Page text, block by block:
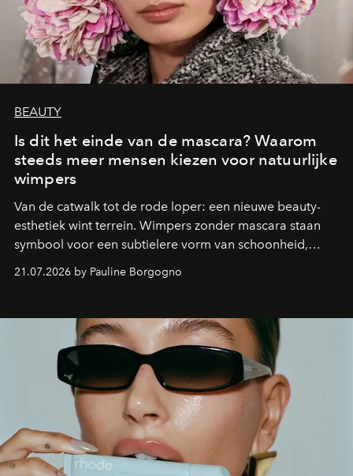
BEAUTY
Is dit het einde van de mascara? Waarom
steeds meer mensen kiezen voor natuurlijke
wimpers
Van de catwalk tot de rode loper: een nieuwe beauty-
esthetiek wint terrein. Wimpers zonder mascara staan
symbool voor een subtielere vorm van schoonheid,
aan make-up.
21.07.2026 by Pauline Borgogno